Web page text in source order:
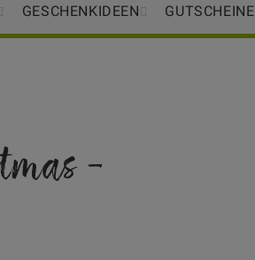
GESCHENKIDEEN GUTSCHEINE
-